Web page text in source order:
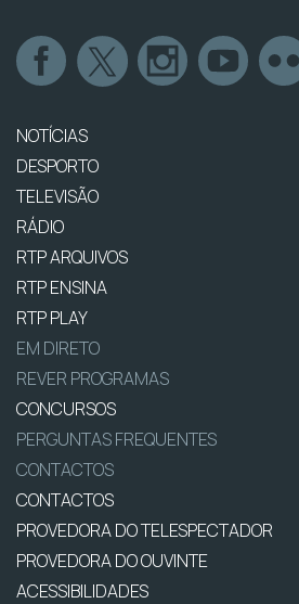
NOTÍCIAS
DESPORTO
TELEVISÃO
RÁDIO
RTP ARQUIVOS
RTP ENSINA
RTP PLAY
EM DIRETO
REVER PROGRAMAS
CONCURSOS
PERGUNTAS FREQUENTES
CONTACTOS
CONTACTOS
PROVEDORA DO TELESPECTADOR
PROVEDORA DO OUVINTE
ACESSIBILIDADES